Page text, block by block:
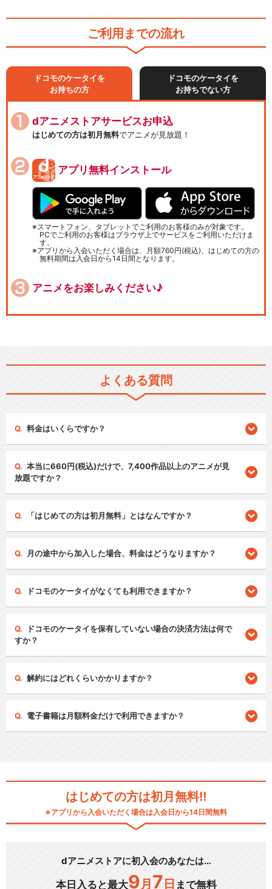
ご利用までの流れ
ドコモのケータイを
お持ちの方
ドコモのケータイを
お持ちでない方
dアニメストアサービスお申込
はじめての方は初月無料でアニメが見放題！
アプリ無料インストール
スマートフォン、タブレットでご利用のお客様のみが対象です。
PCでご利用のお客様はブラウザ上でサービスをご利用いただけま
す。
アプリから入会いただく場合は、月額760円(税込)、はじめての方の
無料期間は入会日から14日間となります。
アニメをお楽しみください♪
よくある質問
料金はいくらですか？
本当に660円(税込)だけで、7,400作品以上のアニメが見
放題ですか？
「はじめての方は初月無料」とはなんですか？
月の途中から加入した場合、料金はどうなりますか？
ドコモのケータイがなくても利用できますか？
ドコモのケータイを保有していない場合の決済方法は何で
すか？
解約にはどれくらいかかりますか？
電子書籍は月額料金だけで利用できますか？
はじめての方は初月無料!!
※アプリから入会いただく場合は入会日から14日間無料
dアニメストアに初入会のあなたは…
本日入ると最大9 月 7 日 まで無料